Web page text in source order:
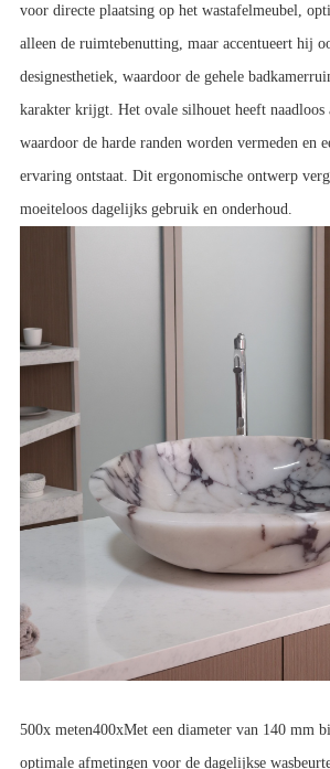
voor directe plaatsing op het wastafelmeubel,
alleen de ruimtebenutting, maar accentueert hij
designesthetiek, waardoor de gehele
karakter krijgt. Het ovale silhouet heeft naadloos
waardoor de harde randen worden vermeden en
ervaring ontstaat. Dit ergonomische ontwerp
moeiteloos dagelijks gebruik en onderhoud.
500x meten400xMet een diameter van 140 mm
optimale afmetingen voor de dagelijkse